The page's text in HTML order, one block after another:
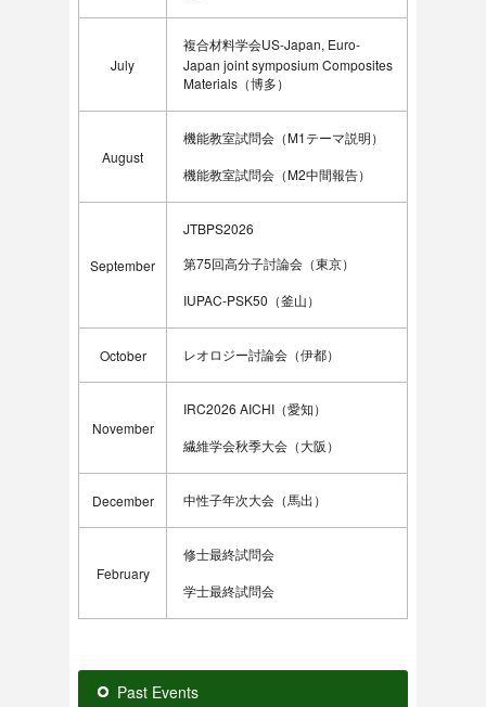
July
複合材料学会US-Japan, Euro-
Japan joint symposium Composites
Materials（博多）
August
機能教室試問会（M1テーマ説明）
機能教室試問会（M2中間報告）
September
JTBPS2026
第75回高分子討論会（東京）
IUPAC-PSK50（釜山）
October レオロジー討論会（伊都）
November
IRC2026 AICHI（愛知）
繊維学会秋季大会（大阪）
December 中性子年次大会（馬出）
February
修士最終試問会
学士最終試問会
Past Events